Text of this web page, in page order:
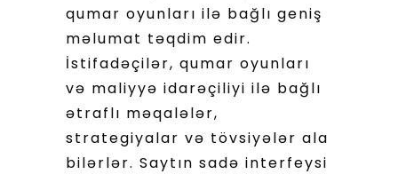
qumar oyunları ilə bağlı geniş
məlumat təqdim edir.
İstifadəçilər, qumar oyunları
və maliyyə idarəçiliyi ilə bağlı
ətraflı məqalələr,
strategiyalar və tövsiyələr ala
bilərlər. Saytın sadə interfeysi